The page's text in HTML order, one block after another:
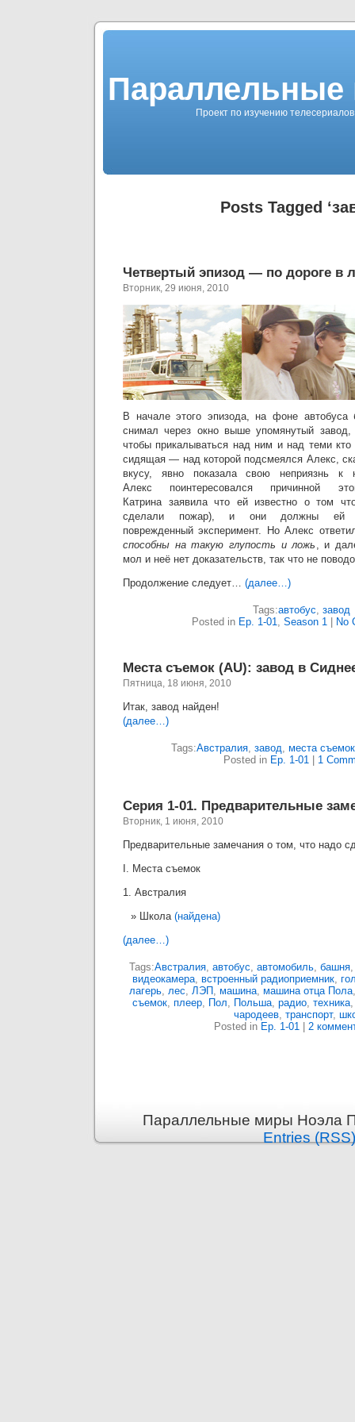
Проект по изучению
Posts Tagged
Четвертый эпизод — по дороге в
Вторник, 29 июня, 2010
В начале этого эпизода, на фоне
снимал через окно выше упомянутый
чтобы прикалываться над ним и над теми
сидящая — над которой подсмеялся Алекс,
вкусу, явно показала свою неприязнь
Алекс поинтересовался причинной
Катрина заявила что ей известно о том
сделали пожар), и они должны ей
поврежденный эксперимент. Но Алекс
способны на такую глупость и ложь , и
мол и неё нет доказательств, так что не
Продолжение следует… (далее…)
Tags:автобус, завод
Posted in Ep. 1-01, Season 1 No
Места съемок (AU): завод в
Пятница, 18 июня, 2010
Итак, завод найден!
(далее…)
Tags:Австралия, завод, места съемок
Posted in Ep. 1-01| 1
Серия 1-01. Предварительные
Вторник, 1 июня, 2010
Предварительные замечания о том, что надо
I. Места съемок
1. Австралия
Школа (найдена)
(далее…)
Tags:Австралия, автобус, автомобиль, башня
видеокамера, встроенный радиоприемник,
лагерь, лес, ЛЭП , машина, машина отца Пола
съемок, плеер, Пол, Польша, радио, техника
чародеев, транспорт,
Posted in Ep. 1-01 2
Параллельные миры Ноэла
Entries (RSS)